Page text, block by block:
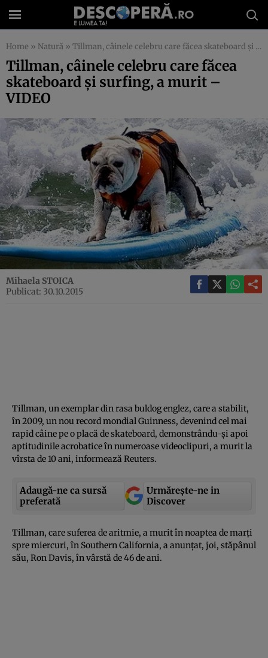
Home » Natură » Tillman, câinele celebru care făcea skateboard şi surfing, a murit – VIDEO
Tillman, câinele celebru care făcea
skateboard şi surfing, a murit –
VIDEO
Mihaela STOICA
Publicat: 30.10.2015
Tillman, un exemplar din rasa buldog englez, care a stabilit,
în 2009, un nou record mondial Guinness, devenind cel mai
rapid câine pe o placă de skateboard, demonstrându-şi apoi
aptitudinile acrobatice în numeroase videoclipuri, a murit la
vîrsta de 10 ani, informează Reuters.
Adaugă-ne ca sursă
preferată
Urmărește-ne in
Discover
Tillman, care suferea de aritmie, a murit în noaptea de marţi
spre miercuri, în Southern California, a anunţat, joi, stăpânul
său, Ron Davis, în vârstă de 46 de ani.